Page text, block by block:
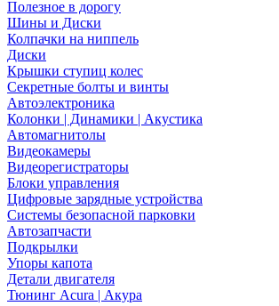
Полезное в дорогу
Шины и Диски
Колпачки на ниппель
Диски
Крышки ступиц колес
Секретные болты и винты
Автоэлектроника
Колонки | Динамики | Акустика
Автомагнитолы
Видеокамеры
Видеорегистраторы
Блоки управления
Цифровые зарядные устройства
Системы безопасной парковки
Автозапчасти
Подкрылки
Упоры капота
Детали двигателя
Тюнинг Acura | Акура